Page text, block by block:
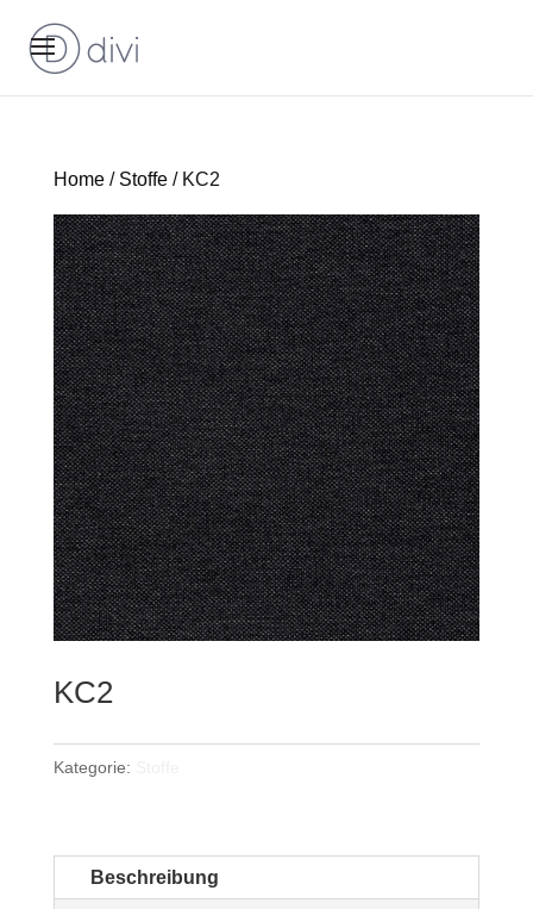
Home/ Stoffe/ KC2
KC2
Kategorie:
Beschreibung